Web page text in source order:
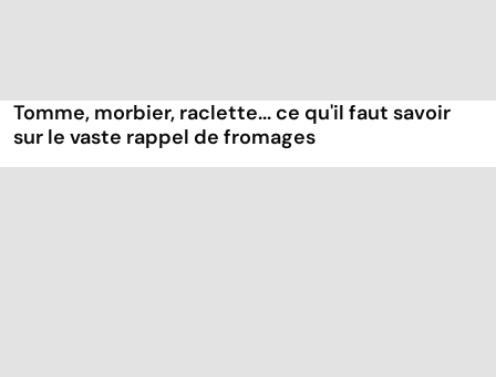
Tomme, morbier, raclette... ce qu'il faut savoir
sur le vaste rappel de fromages